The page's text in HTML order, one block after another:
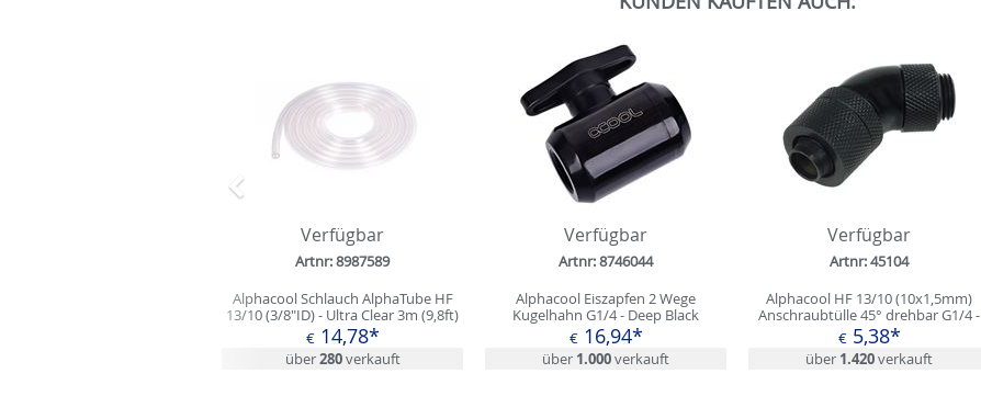
Verfügbar
Artnr: 8987589
Alphacool Schlauch AlphaTube HF
13/10 (3/8"ID) - Ultra Clear 3m (9,8ft)
Retailbox 300cm
€14,78*
über280verkauft
Verfügbar
Artnr: 8746044
Alphacool Eiszapfen 2 Wege
Kugelhahn G1/4 - Deep Black
€16,94*
über 1.000verkauft
Verfügbar
Artnr: 45104
Alphacool HF 13/10 (10x1,5mm)
Anschraubtülle 45° drehbar G1/4 -
Deep Black
€5,38*
über 1.420verkauft
Zurück